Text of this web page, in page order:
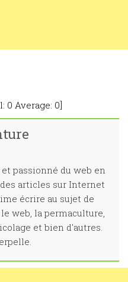
0 Average: 0]
passionné du web en
articles sur Internet
écrire au sujet de
web, la permaculture,
et bien d'autres.